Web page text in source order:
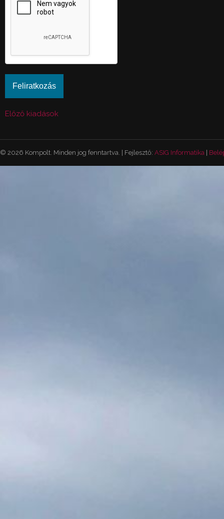
Előző kiadások
© 2026 Kompolt. Minden jog fenntartva. | Fejlesztő: ASIG Informatika |